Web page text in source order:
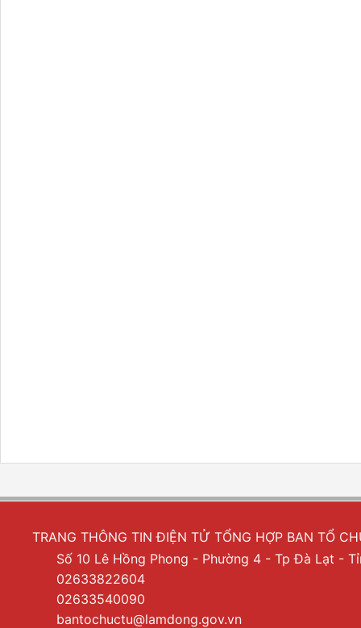
TRANG THÔNG TIN ĐIỆN TỬ TỔNG HỢP BAN TỔ
Số 10 Lê Hồng Phong - Phường 4 - Tp Đà Lạt -
02633822604
02633540090
bantochuctu@lamdong.gov.vn